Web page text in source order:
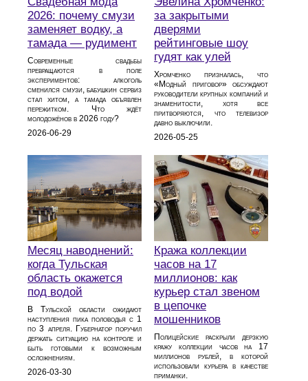
2026: почему смузи
заменяет водку, а
тамада — рудимент
Современные свадьбы
превращаются в поле
экспериментов: алкоголь
сменился смузи, бабушкин сервиз
стал хитом, а тамада объявлен
пережитком. Что ждёт
молодожёнов в 2026 году?
2026-06-29
за закрытыми
дверями
рейтинговые шоу
гудят как улей
Хромченко призналась, что
«Модный приговор» обсуждают
руководители крупных компаний и
знаменитости, хотя все
притворяются, что телевизор
давно выключили.
2026-05-25
Месяц наводнений:
когда Тульская
область окажется
под водой
В Тульской области ожидают
наступления пика половодья с 1
по 3 апреля. Губернатор поручил
держать ситуацию на контроле и
быть готовыми к возможным
осложнениям.
2026-03-30
Кража коллекции
часов на 17
миллионов: как
курьер стал звеном
в цепочке
мошенников
Полицейские раскрыли дерзкую
кражу коллекции часов на 17
миллионов рублей, в которой
использовали курьера в качестве
приманки.